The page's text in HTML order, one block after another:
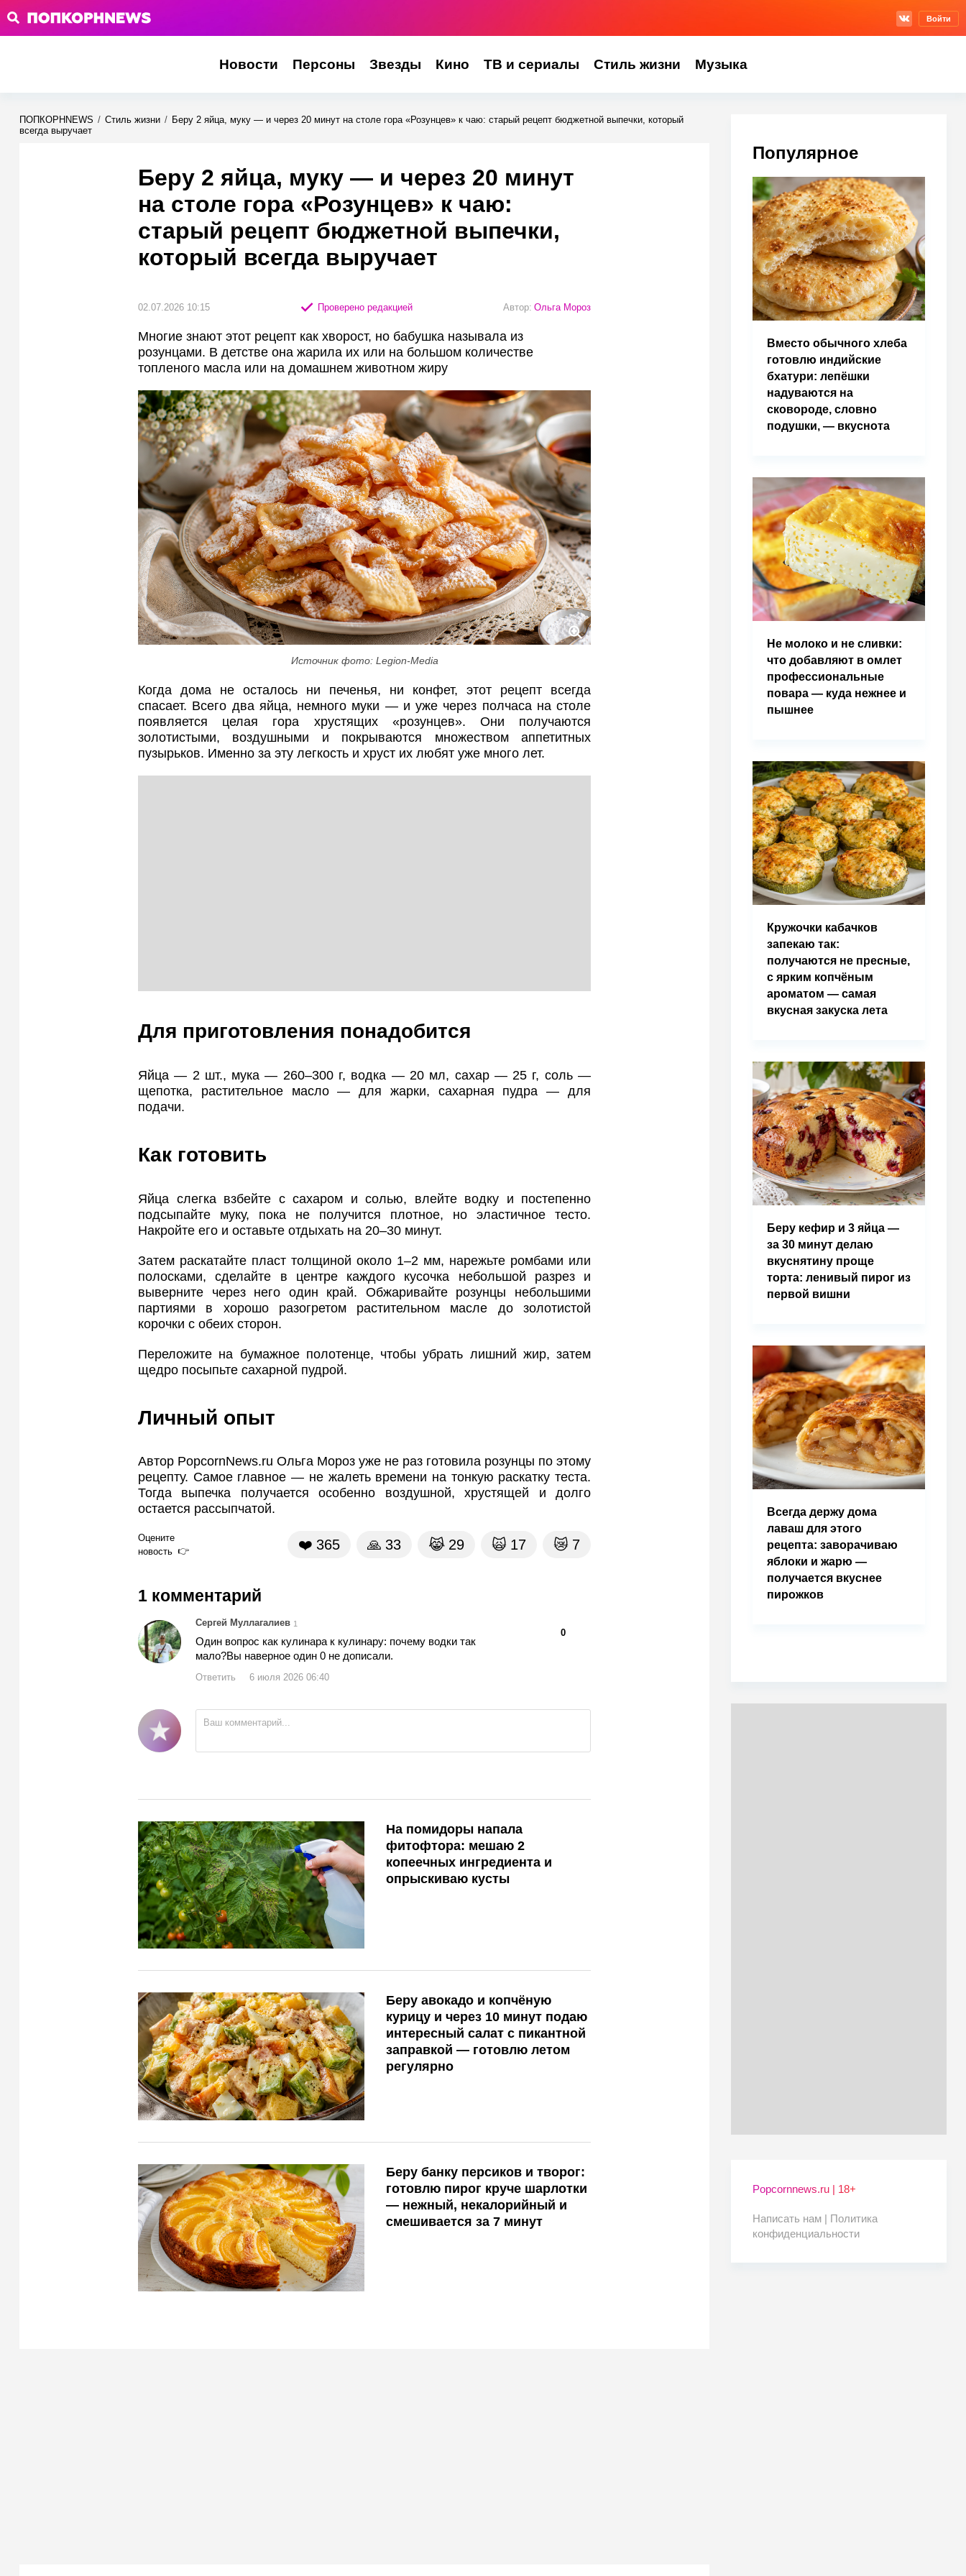
Войти
Новости Персоны Звезды Кино ТВ и сериалы Стиль жизни Музыка
ПОПКОРНNEWS / Стиль жизни / Беру 2 яйца, муку — и через 20 минут на столе гора «Розунцев» к чаю: старый рецепт бюджетной выпечки, который
всегда выручает
Беру 2 яйца, муку — и через 20 минут
на столе гора «Розунцев» к чаю:
старый рецепт бюджетной выпечки,
который всегда выручает
02.07.2026 10:15 Проверено редакцией Автор: Ольга Мороз
Многие знают этот рецепт как хворост, но бабушка называла из
розунцами. В детстве она жарила их или на большом количестве
топленого масла или на домашнем животном жиру
Источник фото: Legion-Media
Когда дома не осталось ни печенья, ни конфет, этот рецепт всегда
спасает. Всего два яйца, немного муки — и уже через полчаса на столе
появляется целая гора хрустящих «розунцев». Они получаются
золотистыми, воздушными и покрываются множеством аппетитных
пузырьков. Именно за эту легкость и хруст их любят уже много лет.
Для приготовления понадобится
Яйца — 2 шт., мука — 260–300 г, водка — 20 мл, сахар — 25 г, соль —
щепотка, растительное масло — для жарки, сахарная пудра — для
подачи.
Как готовить
Яйца слегка взбейте с сахаром и солью, влейте водку и постепенно
подсыпайте муку, пока не получится плотное, но эластичное тесто.
Накройте его и оставьте отдыхать на 20–30 минут.
Затем раскатайте пласт толщиной около 1–2 мм, нарежьте ромбами или
полосками, сделайте в центре каждого кусочка небольшой разрез и
выверните через него один край. Обжаривайте розунцы небольшими
партиями в хорошо разогретом растительном масле до золотистой
корочки с обеих сторон.
Переложите на бумажное полотенце, чтобы убрать лишний жир, затем
щедро посыпьте сахарной пудрой.
Личный опыт
Автор PopcornNews.ru Ольга Мороз уже не раз готовила розунцы по этому
рецепту. Самое главное — не жалеть времени на тонкую раскатку теста.
Тогда выпечка получается особенно воздушной, хрустящей и долго
остается рассыпчатой.
Оцените
новость
❤️ 365 🙏 33 😹 29 🙀 17 😿 7
1 комментарий
Сергей Муллагалиев 1
0
Один вопрос как кулинара к кулинару: почему водки так
мало?Вы наверное один 0 не дописали.
Ответить 6 июля 2026 06:40
На помидоры напала
фитофтора: мешаю 2
копеечных ингредиента и
опрыскиваю кусты
Беру авокадо и копчёную
курицу и через 10 минут подаю
интересный салат с пикантной
заправкой — готовлю летом
регулярно
Беру банку персиков и творог:
готовлю пирог круче шарлотки
— нежный, некалорийный и
смешивается за 7 минут
Популярное
Вместо обычного хлеба
готовлю индийские
бхатури: лепёшки
надуваются на
сковороде, словно
подушки, — вкуснота
Не молоко и не сливки:
что добавляют в омлет
профессиональные
повара — куда нежнее и
пышнее
Кружочки кабачков
запекаю так:
получаются не пресные,
с ярким копчёным
ароматом — самая
вкусная закуска лета
Беру кефир и 3 яйца —
за 30 минут делаю
вкуснятину проще
торта: ленивый пирог из
первой вишни
Всегда держу дома
лаваш для этого
рецепта: заворачиваю
яблоки и жарю —
получается вкуснее
пирожков
Popcornnews.ru | 18+
Написать нам | Политика
конфиденциальности